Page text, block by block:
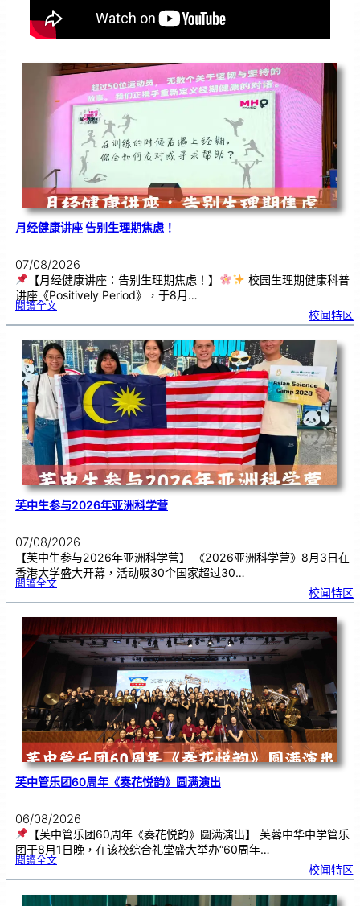
月经健康讲座 告别生理期焦虑！
07/08/2026
【月经健康讲座：告别生理期焦虑！】
校园生理期健康科普
讲座《Positively Period》，于8月…
閱讀全文:月
健
康
座
告
别
生
理
期
焦
虑
！
校闻特区
芙中生参与2026年亚洲科学营
07/08/2026
【芙中生参与2026年亚洲科学营】 《2026亚洲科学营》8月3日在
香港大学盛大开幕，活动吸30个国家超过30…
閱讀全文:芙
参
2
0
2
6
年
亚
洲
科
校闻特区
芙中管乐团60周年《奏花悦韵》圆满演出
06/08/2026
【芙中管乐团60周年《奏花悦韵》圆满演出】 芙蓉中华中学管乐
团于8月1日晚，在该校综合礼堂盛大举办“60周年…
閱讀全文:芙
管
乐
6
0
校闻特区